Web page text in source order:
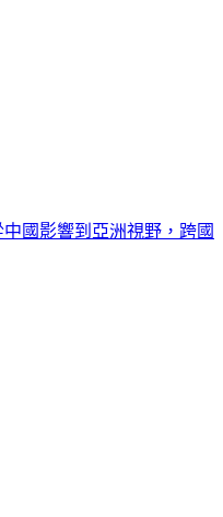
國影響到亞洲視野，跨國